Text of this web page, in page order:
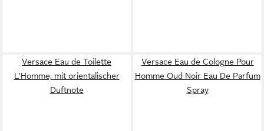
Versace Eau de Toilette
L'Homme, mit orientalischer
Duftnote
Versace Eau de Cologne Pour
Homme Oud Noir Eau De Parfum
Spray